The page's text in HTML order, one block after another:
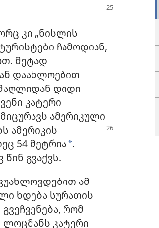
კი „ნისლის
ჩამოდიან,
მეტად
დაახლოებით
დიდი
კატერი
ამერიკული
ამერიკის
54 მეტრია*.
გვაქვს.
ამ
ხდება სურათის
რომ
კატერი